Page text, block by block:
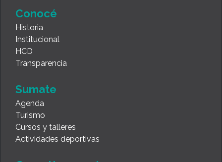
Conocé
Historia
Institucional
HCD
Transparencia
Sumate
Agenda
Turismo
Cursos y talleres
Actividades deportivas